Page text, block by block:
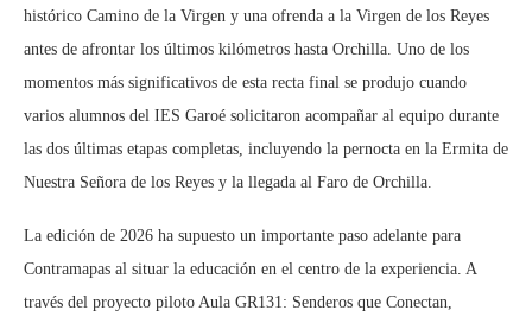
histórico Camino de la Virgen y una ofrenda a la Virgen de los Reyes
antes de afrontar los últimos kilómetros hasta Orchilla. Uno de los
momentos más significativos de esta recta final se produjo cuando
varios alumnos del IES Garoé solicitaron acompañar al equipo durante
las dos últimas etapas completas, incluyendo la pernocta en la Ermita de
Nuestra Señora de los Reyes y la llegada al Faro de Orchilla.
La edición de 2026 ha supuesto un importante paso adelante para
Contramapas al situar la educación en el centro de la experiencia. A
través del proyecto piloto Aula GR131: Senderos que Conectan,